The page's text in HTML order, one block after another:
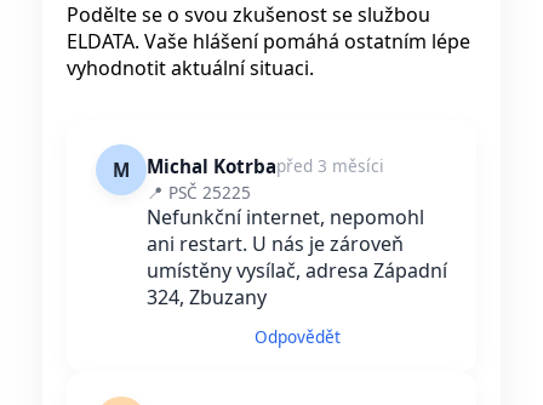
Podělte se o svou zkušenost se službou
ELDATA. Vaše hlášení pomáhá ostatním lépe
vyhodnotit aktuální situaci.
M Michal Kotrbapřed 3 měsíci
📍 PSČ 25225
Nefunkční internet, nepomohl
ani restart. U nás je zároveň
umístěny vysílač, adresa Západní
324, Zbuzany
Odpovědět